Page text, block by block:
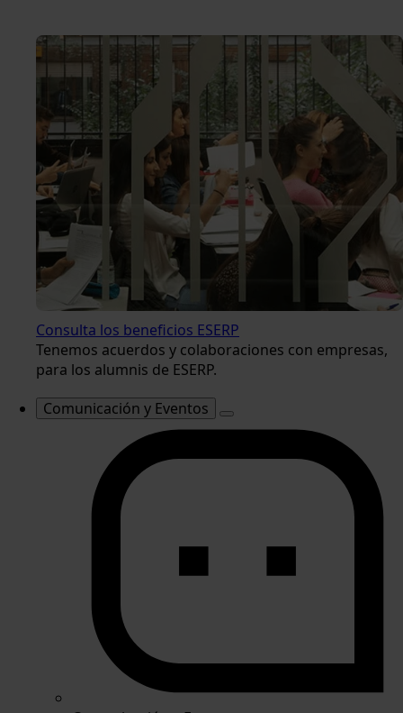
Consulta los beneficios ESERP
Tenemos acuerdos y colaboraciones con empresas,
para los alumnis de ESERP.
Comunicación y Eventos